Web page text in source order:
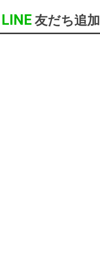
LINE 友だち追加